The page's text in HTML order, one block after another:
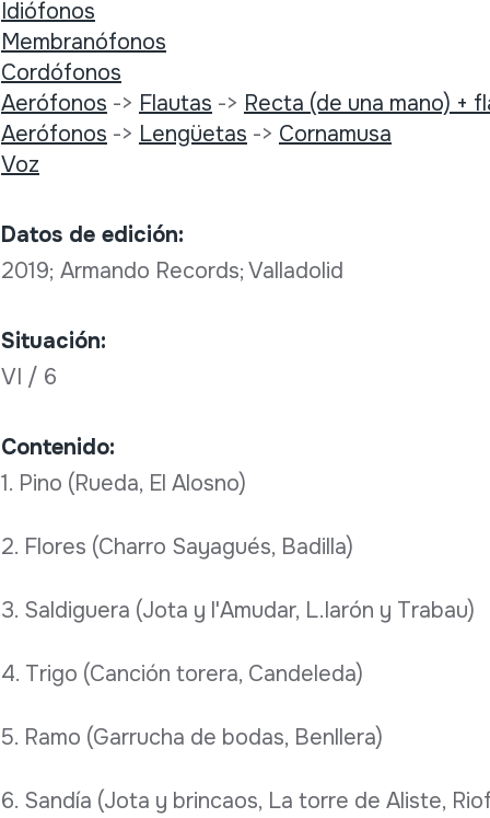
Idiófonos
Membranófonos
Cordófonos
Aerófonos -> Flautas -> Recta (de una mano) +
Aerófonos -> Lengüetas -> Cornamusa
Voz
Datos de edición:
2019; Armando Records; Valladolid
Situación:
VI / 6
Contenido:
1. Pino (Rueda, El Alosno)
2. Flores (Charro Sayagués, Badilla)
3. Saldiguera (Jota y l'Amudar, L.larón y Trabau)
4. Trigo (Canción torera, Candeleda)
5. Ramo (Garrucha de bodas, Benllera)
6. Sandía (Jota y brincaos, La torre de Aliste,